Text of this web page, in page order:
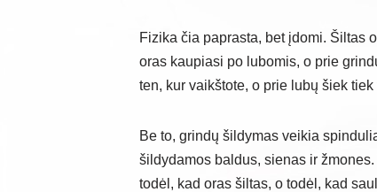
Fizika čia paprasta, bet įdomi. Šiltas
oras kaupiasi po lubomis, o prie
ten, kur vaikštote, o prie lubų šiek
Be to, grindų šildymas veikia
šildydamos baldus, sienas ir
todėl, kad oras šiltas, o todėl, kad